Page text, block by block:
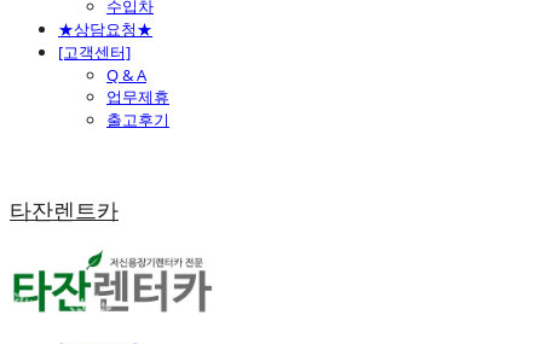
수입차
★상담요청★
[고객센터]
Q & A
업무제휴
출고후기
타잔렌트카